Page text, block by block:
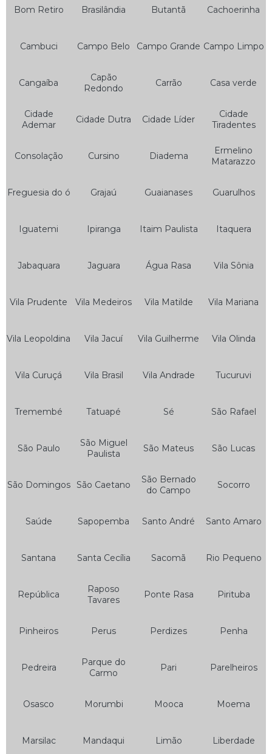
Auto Socorro Guincho
Auto Socorro para Motos
Serviço de Auto Socorro
Serviço de Auto Socorro Borracharia
Serviço de Auto Socorro de Moto
Serviço de Auto Socorro Elétrico
Serviço de Auto Socorro Guincho
Serviço de Guincho Auto Socorro
Bateria para Motos
Bateria de Moto
Bateria de Moto 150
Bateria de Moto 5 Amperes
Bateria de Moto 6 Amperes
Bateria de Moto 7ah
Bom Retiro Brasilândia Butantã Cachoerinha
Cambuci Campo Belo Campo Grande Campo Limpo
Cangaíba
Capão
Redondo
Carrão Casa verde
Cidade
Ademar
Cidade Dutra Cidade Líder
Cidade
Tiradentes
Consolação Cursino Diadema
Ermelino
Matarazzo
Freguesia do ó Grajaú Guaianases Guarulhos
Iguatemi Ipiranga Itaim Paulista Itaquera
Jabaquara Jaguara Água Rasa Vila Sônia
Vila Prudente Vila Medeiros Vila Matilde Vila Mariana
Vila Leopoldina Vila Jacuí Vila Guilherme Vila Olinda
Vila Curuçá Vila Brasil Vila Andrade Tucuruvi
Tremembé Tatuapé Sé São Rafael
São Paulo
São Miguel
Paulista
São Mateus São Lucas
São Domingos São Caetano
São Bernado
do Campo
Socorro
Saúde Sapopemba Santo André Santo Amaro
Santana Santa Cecília Sacomã Rio Pequeno
República
Raposo
Tavares
Ponte Rasa Pirituba
Pinheiros Perus Perdizes Penha
Pedreira
Parque do
Carmo
Pari Parelheiros
Osasco Morumbi Mooca Moema
Marsilac Mandaqui Limão Liberdade